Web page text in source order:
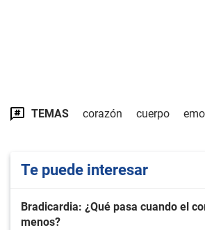
TEMAS corazón cuerpo
Te puede interesar
Bradicardia: ¿Qué pasa cuando el
menos?